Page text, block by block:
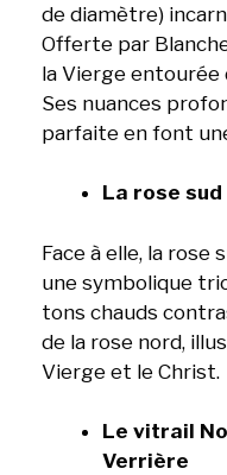
de diamètre)
Offerte par
la Vierge
Ses nuances
parfaite en font
La rose sud
Face à elle, la rose
une symbolique
tons chauds
de la rose nord,
Vierge et le Christ.
Le vitrail
Verrière